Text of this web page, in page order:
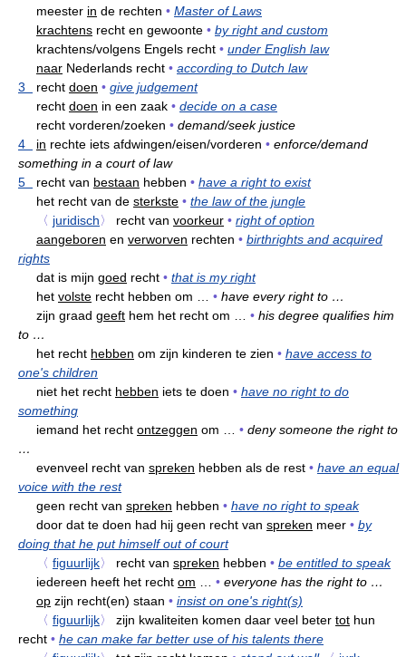
meester in de rechten • Master of Laws
krachtens recht en gewoonte • by right and custom
krachtens/volgens Engels recht • under English law
naar Nederlands recht • according to Dutch law
3
recht doen • give judgement
recht doen in een zaak • decide on a case
recht vorderen/zoeken • demand/seek justice
4
in rechte iets afdwingen/eisen/vorderen • enforce/demand
something in a court of law
5
recht van bestaan hebben • have a right to exist
het recht van de sterkste • the law of the jungle
〈 juridisch〉 recht van voorkeur • right of option
aangeboren en verworven rechten • birthrights and acquired
rights
dat is mijn goed recht • that is my right
het volste recht hebben om … • have every right to …
zijn graad geeft hem het recht om … • his degree qualifies him
to …
het recht hebben om zijn kinderen te zien • have access to
one's children
niet het recht hebben iets te doen • have no right to do
something
iemand het recht ontzeggen om … • deny someone the right to
…
evenveel recht van spreken hebben als de rest • have an equal
voice with the rest
geen recht van spreken hebben • have no right to speak
door dat te doen had hij geen recht van spreken meer • by
doing that he put himself out of court
〈 figuurlijk〉 recht van spreken hebben • be entitled to speak
iedereen heeft het recht om • everyone has the right to …
op zijn recht(en) staan • insist on one's right(s)
〈 figuurlijk〉 zijn kwaliteiten komen daar veel beter tot hun
recht • he can make far better use of his talents there